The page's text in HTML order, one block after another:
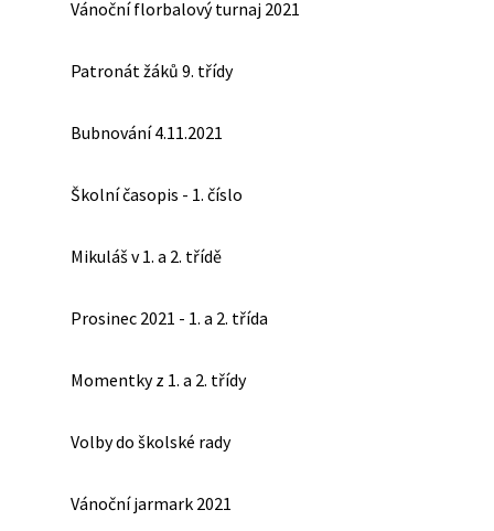
Vánoční florbalový turnaj 2021
Patronát žáků 9. třídy
Bubnování 4.11.2021
Školní časopis - 1. číslo
Mikuláš v 1. a 2. třídě
Prosinec 2021 - 1. a 2. třída
Momentky z 1. a 2. třídy
Volby do školské rady
Vánoční jarmark 2021